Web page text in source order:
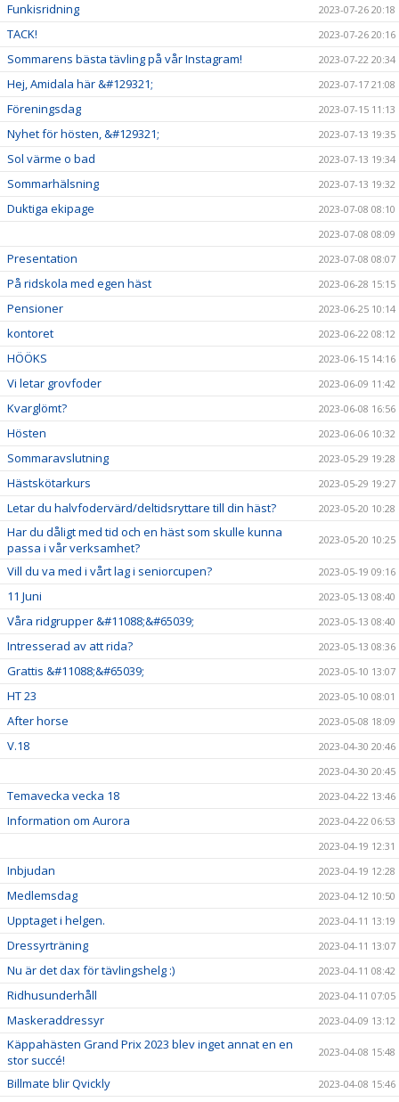
Funkisridning 2023-07-26 20:18
TACK! 2023-07-26 20:16
Sommarens bästa tävling på vår Instagram! 2023-07-22 20:34
Hej, Amidala här &#129321; 2023-07-17 21:08
Föreningsdag 2023-07-15 11:13
Nyhet för hösten, &#129321; 2023-07-13 19:35
Sol värme o bad 2023-07-13 19:34
Sommarhälsning 2023-07-13 19:32
Duktiga ekipage
2023-07-08 08:10
2023-07-08 08:09
Presentation 2023-07-08 08:07
På ridskola med egen häst 2023-06-28 15:15
Pensioner 2023-06-25 10:14
kontoret 2023-06-22 08:12
HÖÖKS 2023-06-15 14:16
Vi letar grovfoder 2023-06-09 11:42
Kvarglömt? 2023-06-08 16:56
Hösten 2023-06-06 10:32
Sommaravslutning 2023-05-29 19:28
Hästskötarkurs 2023-05-29 19:27
Letar du halvfodervärd/deltidsryttare till din häst? 2023-05-20 10:28
Har du dåligt med tid och en häst som skulle kunna
passa i vår verksamhet?
2023-05-20 10:25
Vill du va med i vårt lag i seniorcupen? 2023-05-19 09:16
11 Juni 2023-05-13 08:40
Våra ridgrupper &#11088;&#65039; 2023-05-13 08:40
Intresserad av att rida? 2023-05-13 08:36
Grattis &#11088;&#65039; 2023-05-10 13:07
HT 23 2023-05-10 08:01
After horse 2023-05-08 18:09
V.18
2023-04-30 20:46
2023-04-30 20:45
Temavecka vecka 18 2023-04-22 13:46
Information om Aurora
2023-04-22 06:53
2023-04-19 12:31
Inbjudan 2023-04-19 12:28
Medlemsdag 2023-04-12 10:50
Upptaget i helgen. 2023-04-11 13:19
Dressyrträning 2023-04-11 13:07
Nu är det dax för tävlingshelg :) 2023-04-11 08:42
Ridhusunderhåll 2023-04-11 07:05
Maskeraddressyr 2023-04-09 13:12
Käppahästen Grand Prix 2023 blev inget annat en en
stor succé!
2023-04-08 15:48
Billmate blir Qvickly 2023-04-08 15:46